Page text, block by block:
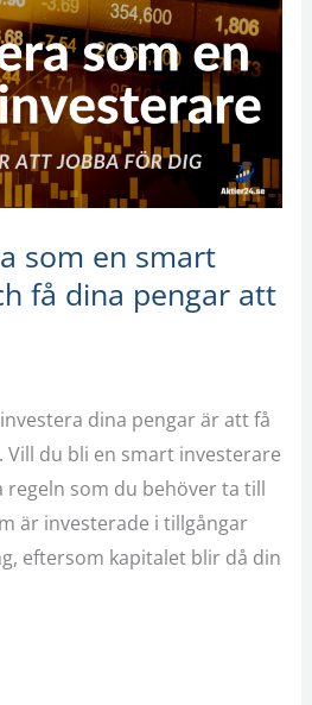
som en smart
få dina pengar att
dina pengar är att få
du bli en smart investerare
regeln som du behöver ta till
är investerade i tillgångar
eftersom kapitalet blir då din